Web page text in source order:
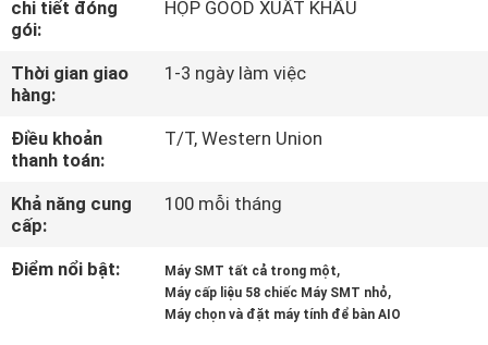
QUAN
NHÀ
MÁY
KIỂM
SOÁT
CHẤT
chi tiết đóng
gói:
HỘP GOOD XUẤT KHẨU
Thời gian giao
hàng:
1-3 ngày làm việc
Điều khoản
thanh toán:
T/T, Western Union
Khả năng cung
cấp:
100 mỗi tháng
Điểm nổi bật: Máy SMT tất cả trong một,
Máy cấp liệu 58 chiếc Máy SMT nhỏ,
Máy chọn và đặt máy tính để bàn AIO